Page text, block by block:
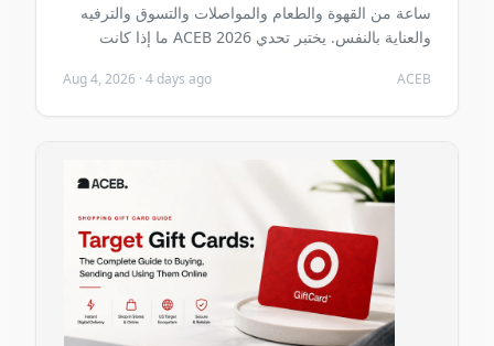
ساعة من القهوة والطعام والمواصلات والتسوق والترفيه
والعناية بالنفس. يختبر تحدي ACEB 2026 ما إذا كانت
المشكلة الأساسية في هذين اليومين.
ACEB
Aug 4, 2026·4 days ago